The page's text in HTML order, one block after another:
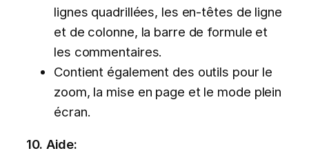
lignes quadrillées, les en-têtes de ligne
et de colonne, la barre de formule et
les commentaires.
Contient également des outils pour le
zoom, la mise en page et le mode plein
écran.
10. Aide: